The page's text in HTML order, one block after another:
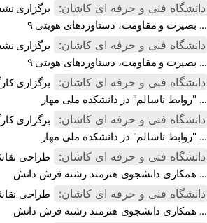
دانشگاه فنی و حرفه ای کاشان:
برگزاری
بصیرت و مقاومت، دستاوردهای هویتی ۹ ...
دانشگاه فنی و حرفه ای کاشان:
برگزاری
بصیرت و مقاومت، دستاوردهای هویتی ۹ ...
دانشگاه فنی و حرفه ای کاشان:
برگزاری
"روابط ناسالم" در دانشکده ملی مهار ...
دانشگاه فنی و حرفه ای کاشان:
برگزاری
"روابط ناسالم" در دانشکده ملی مهار ...
دانشگاه فنی و حرفه ای کاشان:
طراحی
همکاری دانشجوی هنرمند رشته فرش دانش ...
دانشگاه فنی و حرفه ای کاشان:
طراحی
همکاری دانشجوی هنرمند رشته فرش دانش ...